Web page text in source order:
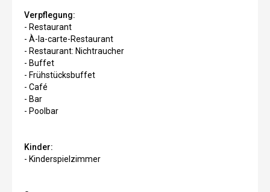
Verpflegung:
- Restaurant
- À-la-carte-Restaurant
- Restaurant: Nichtraucher
- Buffet
- Frühstücksbuffet
- Café
- Bar
- Poolbar
Kinder:
- Kinderspielzimmer